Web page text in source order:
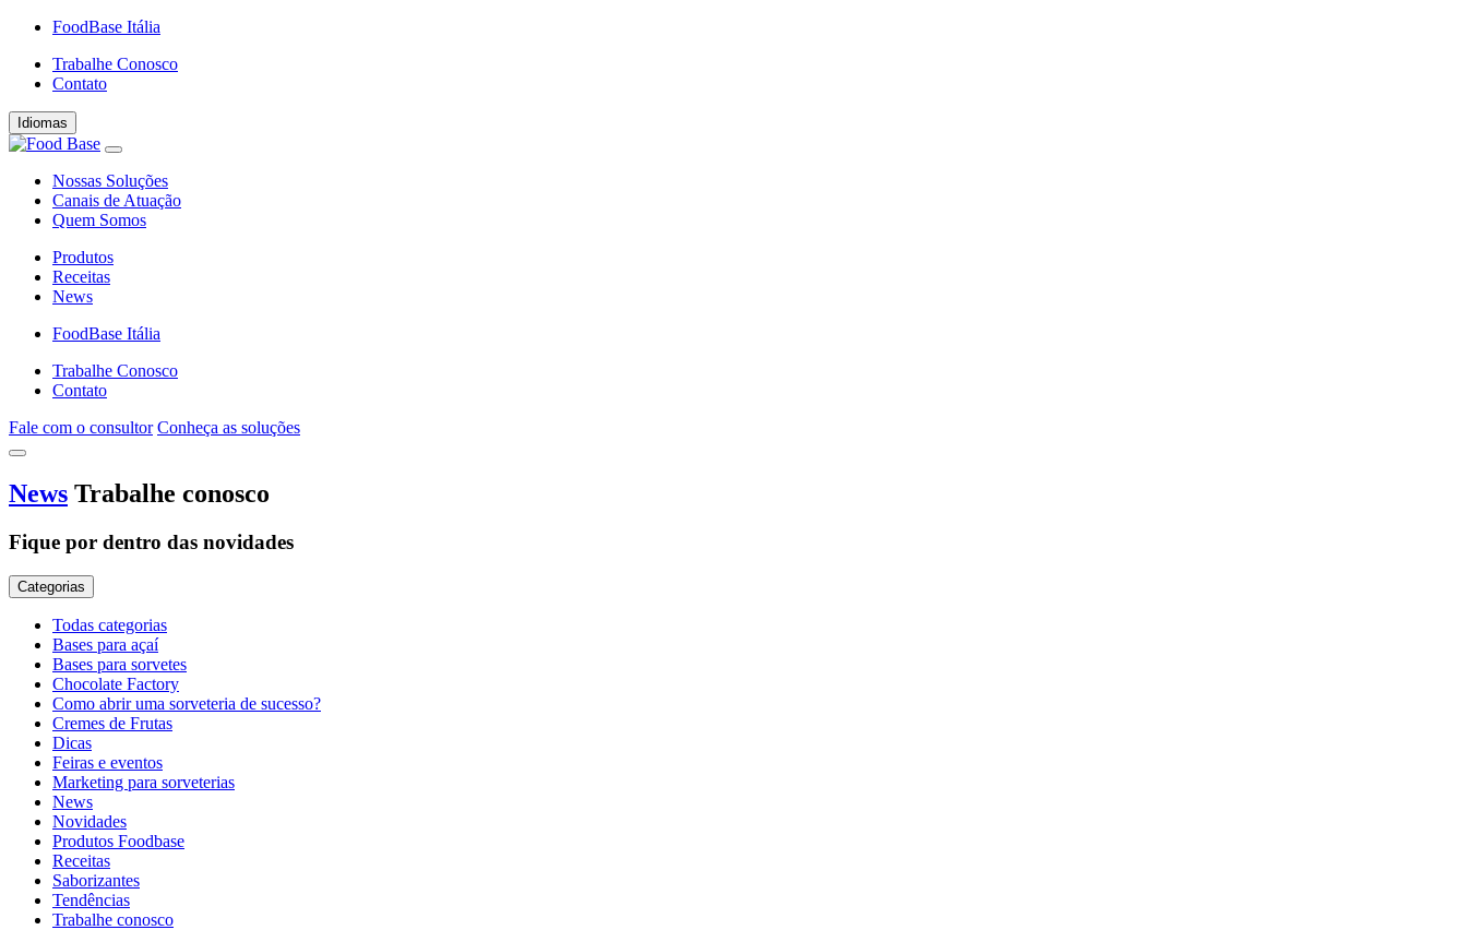
FoodBase Itália
Trabalhe Conosco
Contato
Idiomas
Nossas Soluções
Canais de Atuação
Quem Somos
Produtos
Receitas
News
FoodBase Itália
Trabalhe Conosco
Contato
Fale com o consultor Conheça as soluções
News Trabalhe conosco
Fique por dentro das novidades
Categorias
Todas categorias
Bases para açaí
Bases para sorvetes
Chocolate Factory
Como abrir uma sorveteria de sucesso?
Cremes de Frutas
Dicas
Feiras e eventos
Marketing para sorveterias
News
Novidades
Produtos Foodbase
Receitas
Saborizantes
Tendências
Trabalhe conosco